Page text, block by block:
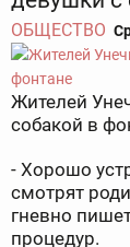
ОБЩЕСТВО
Жителей
собакой в
- Хорошо
смотрят
гневно
процедур.